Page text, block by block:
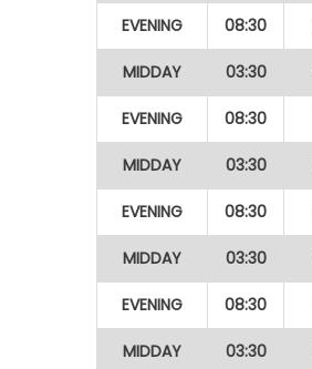
EVENING 08:30
MIDDAY 03:30
EVENING 08:30
MIDDAY 03:30
EVENING 08:30
MIDDAY 03:30
EVENING 08:30
MIDDAY 03:30